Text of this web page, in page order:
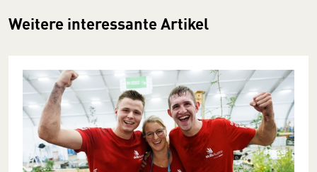
Weitere interessante Artikel